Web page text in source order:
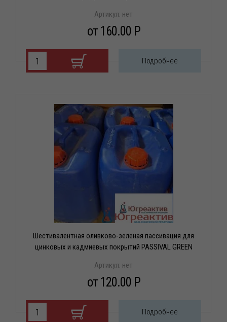
Артикул: нет
от 160.00 P
Подробнее
Шестивалентная оливково-зеленая пассивация для
цинковых и кадмиевых покрытий PASSIVAL GREEN
Артикул: нет
от 120.00 P
Подробнее